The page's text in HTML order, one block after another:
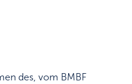
des, vom BMBF